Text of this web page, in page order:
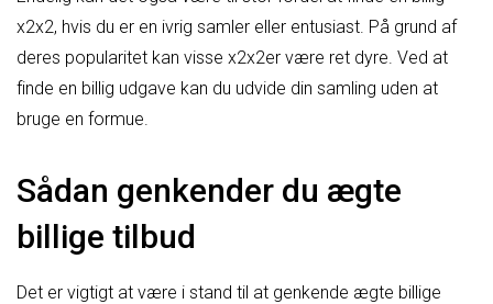
x2x2, hvis du er en ivrig samler eller entusiast. På grund af
deres popularitet kan visse x2x2er være ret dyre. Ved at
finde en billig udgave kan du udvide din samling uden at
bruge en formue.
Sådan genkender du ægte
billige tilbud
Det er vigtigt at være i stand til at genkende ægte billige